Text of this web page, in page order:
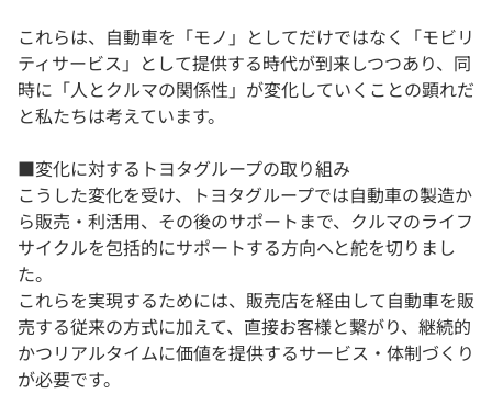
これらは、自動車を「モノ」としてだけではなく「モビリ
ティサービス」として提供する時代が到来しつつあり、同
時に「人とクルマの関係性」が変化していくことの顕れだ
と私たちは考えています。
■変化に対するトヨタグループの取り組み
こうした変化を受け、トヨタグループでは自動車の製造か
ら販売・利活用、その後のサポートまで、クルマのライフ
サイクルを包括的にサポートする方向へと舵を切りまし
た。
これらを実現するためには、販売店を経由して自動車を販
売する従来の方式に加えて、直接お客様と繋がり、継続的
かつリアルタイムに価値を提供するサービス・体制づくり
が必要です。